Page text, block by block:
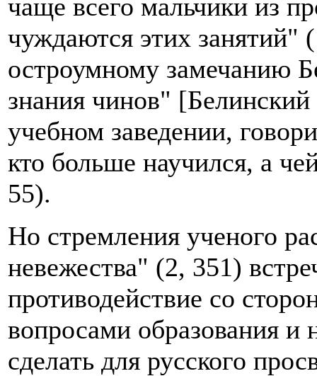
чаще всего мальчики из
чуждаются этих занятий"
остроумному замечанию
знания чинов"
учебном заведении,
кто больше научился, а
55).
Но стремления ученого
невежества" (2, 351)
противодействие со
вопросами образования и
сделать для русского